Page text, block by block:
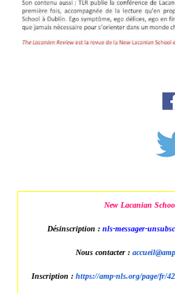
New Lacanian
Désinscription :nls-messager-
Nous contacter :
Inscription : https://amp-nls.org/page/fr/